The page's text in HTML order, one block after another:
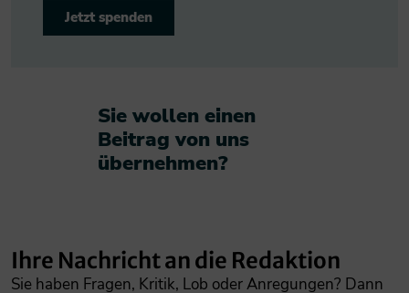
Jetzt spenden
Sie wollen einen
Beitrag von uns
übernehmen?​
Ihre Nachricht an die Redaktion
Sie haben Fragen, Kritik, Lob oder Anregungen? Dann